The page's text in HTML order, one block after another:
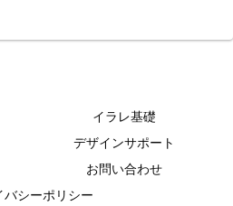
イラレ基礎
デザインサポート
お問い合わせ
バシーポリシー